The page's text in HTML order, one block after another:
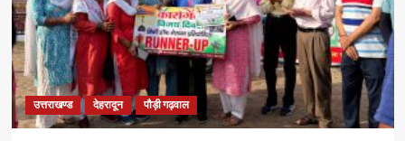
उत्तराखण्ड देहरादून पौड़ी गढ़वाल